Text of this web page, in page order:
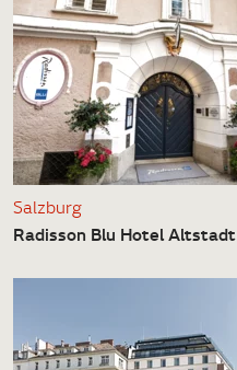
Salzburg
Radisson Blu Hotel Altstadt